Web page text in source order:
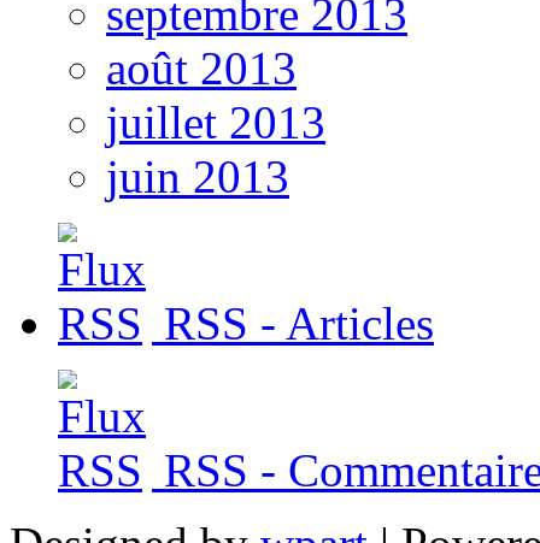
septembre 2013
août 2013
juillet 2013
juin 2013
RSS - Articles
RSS -